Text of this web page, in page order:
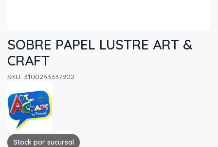
SOBRE PAPEL LUSTRE ART &
CRAFT
SKU: 3100253337902
Stock por sucursal